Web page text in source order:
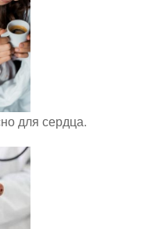
для сердца.